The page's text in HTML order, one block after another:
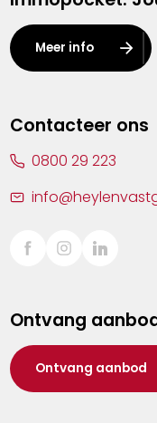
Leuven
Lier
Sint-Truiden
Waasland
Wuustwezel
Zoersel
Meer info
Contacteer ons
0800 29 223
Ontvang
Ontvang aanbod